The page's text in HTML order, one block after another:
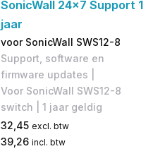
SonicWall 24x7 Support 1
jaar
voor SonicWall SWS12-8
Support, software en
firmware updates |
Voor SonicWall SWS12-8
switch | 1 jaar geldig
32,45 excl. btw
39,26 incl. btw